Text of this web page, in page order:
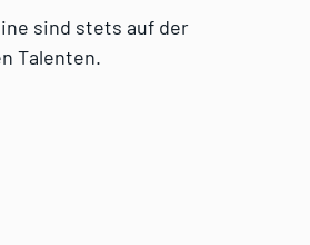
sind stets auf der
Talenten.